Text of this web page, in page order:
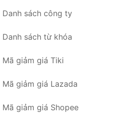
Danh sách công ty
Danh sách từ khóa
Mã giảm giá Tiki
Mã giảm giá Lazada
Mã giảm giá Shopee